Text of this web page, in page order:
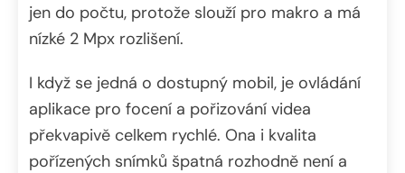
jen do počtu, protože slouží pro makro a má
nízké 2 Mpx rozlišení.
I když se jedná o dostupný mobil, je ovládání
aplikace pro focení a pořizování videa
překvapivě celkem rychlé. Ona i kvalita
pořízených snímků špatná rozhodně není a